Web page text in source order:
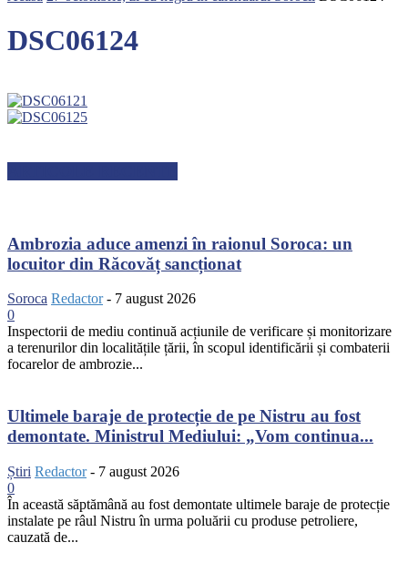
DSC06124
Ambrozia aduce amenzi în raionul Soroca: un
locuitor din Răcovăț sancționat
Soroca Redactor - 7 august 2026
0
Inspectorii de mediu continuă acțiunile de verificare și monitorizare
a terenurilor din localitățile țării, în scopul identificării și combaterii
focarelor de ambrozie...
Ultimele baraje de protecție de pe Nistru au fost
demontate. Ministrul Mediului: „Vom continua...
Știri Redactor - 7 august 2026
0
În această săptămână au fost demontate ultimele baraje de protecție
instalate pe râul Nistru în urma poluării cu produse petroliere,
cauzată de...